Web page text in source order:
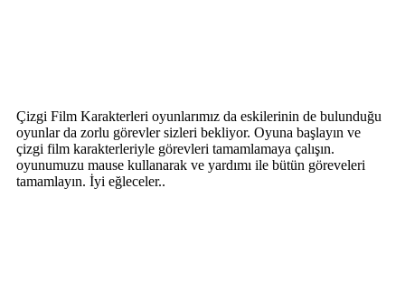
Çizgi Film Karakterleri oyunlarımız da eskilerinin de bulunduğu
oyunlar da zorlu görevler sizleri bekliyor. Oyuna başlayın ve
çizgi film karakterleriyle görevleri tamamlamaya çalışın.
oyunumuzu mause kullanarak ve yardımı ile bütün göreveleri
tamamlayın. İyi eğleceler..